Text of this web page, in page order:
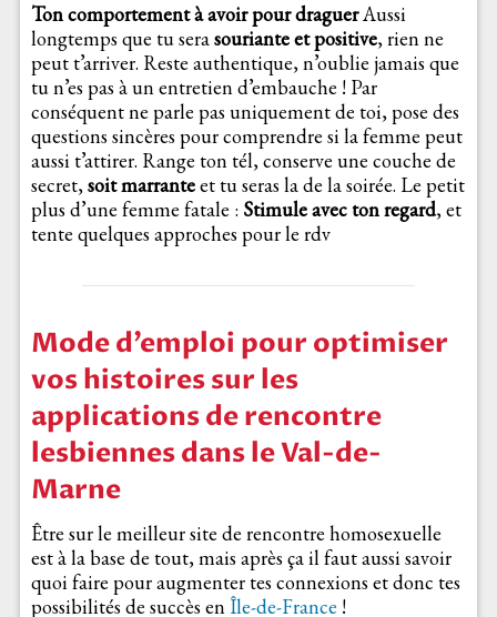
Ton comportement à avoir pour draguerAussi
longtemps que tu serasouriante et positive, rien ne
peut t’arriver. Reste authentique, n’oublie jamais que
tu n’es pas à un entretien d’embauche ! Par
conséquent ne parle pas uniquement de toi, pose des
questions sincères pour comprendre si la femme peut
aussi t’attirer. Range ton tél, conserve une couche de
secret,soit marranteet tu seras la de la soirée. Le petit
plus d’une femme fatale : Stimule avec ton regard, et
tente quelques approches pour le rdv
Mode d’emploi pour optimiser
vos histoires sur les
applications de rencontre
lesbiennes dans le Val-de-
Marne
Être sur le meilleur site de rencontre homosexuelle
est à la base de tout, mais après ça il faut aussi savoir
quoi faire pour augmenter tes connexions et donc tes
possibilités de succès enÎle-de-France !